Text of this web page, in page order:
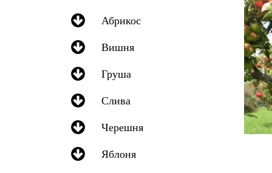
Абрикос
Вишня
Груша
Слива
Черешня
Яблоня